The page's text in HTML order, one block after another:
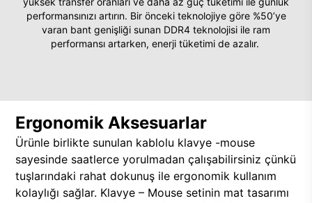
performansınızı artırın. Bir önceki teknolojiye göre %50’ye
varan bant genişliği sunan DDR4 teknolojisi ile ram
performansı artarken, enerji tüketimi de azalır.
Ergonomik Aksesuarlar
Ürünle birlikte sunulan kablolu klavye -mouse
sayesinde saatlerce yorulmadan çalışabilirsiniz çünkü
tuşlarındaki rahat dokunuş ile ergonomik kullanım
kolaylığı sağlar. Klavye – Mouse setinin mat tasarımı